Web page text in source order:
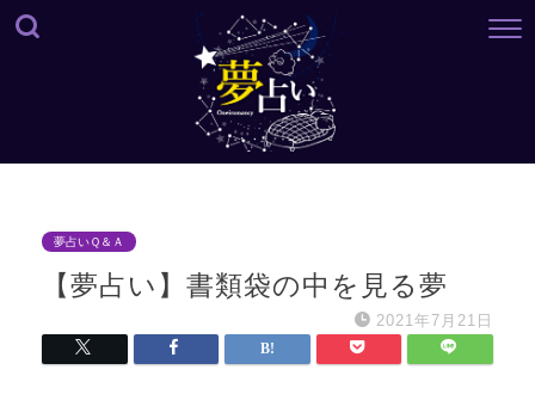
夢占いＱ＆Ａ
【夢占い】書類袋の中を見る夢
2021年7月21日